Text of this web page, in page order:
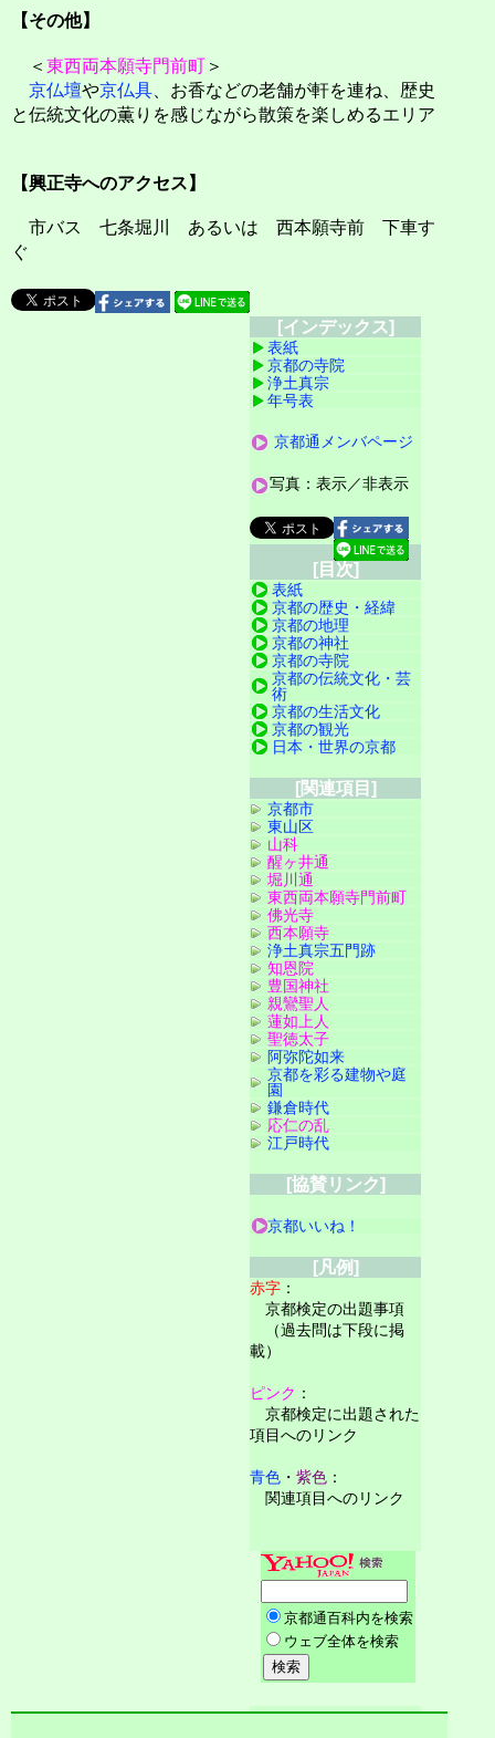
【その他】
＜ 東西両本願寺門前町 ＞
京仏壇や京仏具 、お香などの老舗が軒を連ね、歴史
と伝統文化の薫りを感じながら散策を楽しめるエリア
【興正寺へのアクセス】
市バス 七条堀川 あるいは 西本願寺前 下車す
ぐ
[インデックス]
表紙
京都の寺院
浄土真宗
年号表
京都通メンバページ
写真：表示／非表示
[目次]
表紙
京都の歴史・経緯
京都の地理
京都の神社
京都の寺院
京都の伝統文化・芸
術
京都の生活文化
京都の観光
日本・世界の京都
[関連項目]
京都市
東山区
山科
醒ヶ井通
堀川通
東西両本願寺門前町
佛光寺
西本願寺
浄土真宗五門跡
知恩院
豊国神社
親鸞聖人
蓮如上人
聖徳太子
阿弥陀如来
京都を彩る建物や庭
園
鎌倉時代
応仁の乱
江戸時代
[協賛リンク]
京都いいね！
[凡例]
赤字 ：
京都検定の出題事項
（過去問は下段に掲
載）
ピンク ：
京都検定に出題された
項目へのリンク
青色 ・ 紫色 ：
関連項目へのリンク